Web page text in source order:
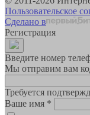
Пользовательское
Сделано в
Регистрация
Введите номер
Мы отправим вам
Требуется
Ваше имя *